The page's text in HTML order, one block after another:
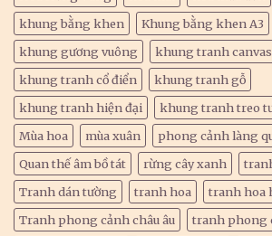
khung bằng khen
Khung bằng khen A3
khung gương vuông
khung tranh canvas
khung tranh cổ điển
khung tranh gỗ
khung tranh hiện đại
khung tranh treo
Mùa hoa
mùa xuân phong cảnh làng
Quan thế âm bồ tát
rừng cây xanh
Tranh dán tường
tranh hoa
tranh hoa
Tranh phong cảnh châu âu
tranh phong